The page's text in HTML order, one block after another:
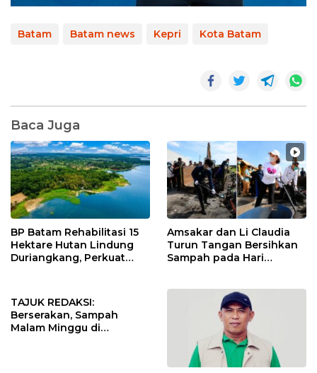
Batam Batam news Kepri Kota Batam
Baca Juga
BP Batam Rehabilitasi 15
Hektare Hutan Lindung
Duriangkang, Perkuat
Amsakar dan Li Claudia
Turun Tangan Bersihkan
Sampah pada Hari
TAJUK REDAKSI:
Berserakan, Sampah
Malam Minggu di